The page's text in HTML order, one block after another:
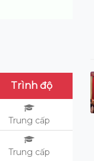
Trình độ
Trung cấp
Trung cấp